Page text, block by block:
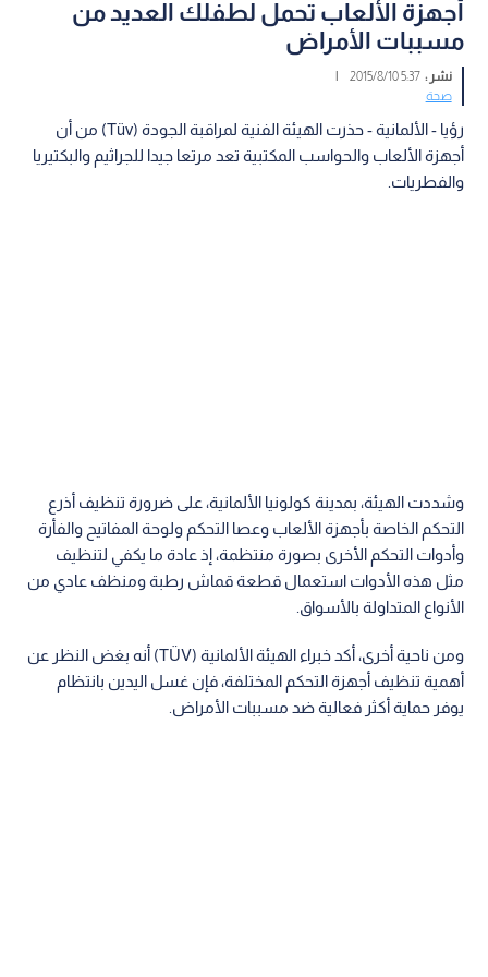
أجهزة الألعاب تحمل لطفلك العديد من
مسببات الأمراض
نشر :5:37 2015/8/10
|
صحة
رؤيا - الألمانية - حذرت الهيئة الفنية لمراقبة الجودة (Tüv)‬ ‫من أن
أجهزة الألعاب والحواسب المكتبية تعد مرتعا جيدا للجراثيم‬ ‫والبكتيريا
والفطريات.‬ ‫
وشددت الهيئة، بمدينة كولونيا الألمانية، على ضرورة تنظيف أذرع
التحكم‬ ‫الخاصة بأجهزة الألعاب وعصا التحكم ولوحة المفاتيح والفأرة
وأدوات‬ ‫التحكم الأخرى بصورة منتظمة، إذ عادة ما يكفي لتنظيف
مثل هذه الأدوات‬ ‫استعمال قطعة قماش رطبة ومنظف عادي من
الأنواع المتداولة بالأسواق.‬
‫أهمية تنظيف أجهزة التحكم المختلفة، فإن غسل اليدين بانتظام
يوفر حماية‬ ‫أكثر فعالية ضد مسببات الأمراض.‬